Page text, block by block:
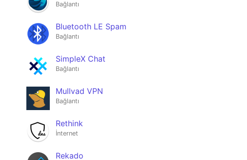
Bağlantı
Bluetooth LE Spam
Bağlantı
SimpleX Chat
Bağlantı
Mullvad VPN
Bağlantı
Rethink
İnternet
Rekado